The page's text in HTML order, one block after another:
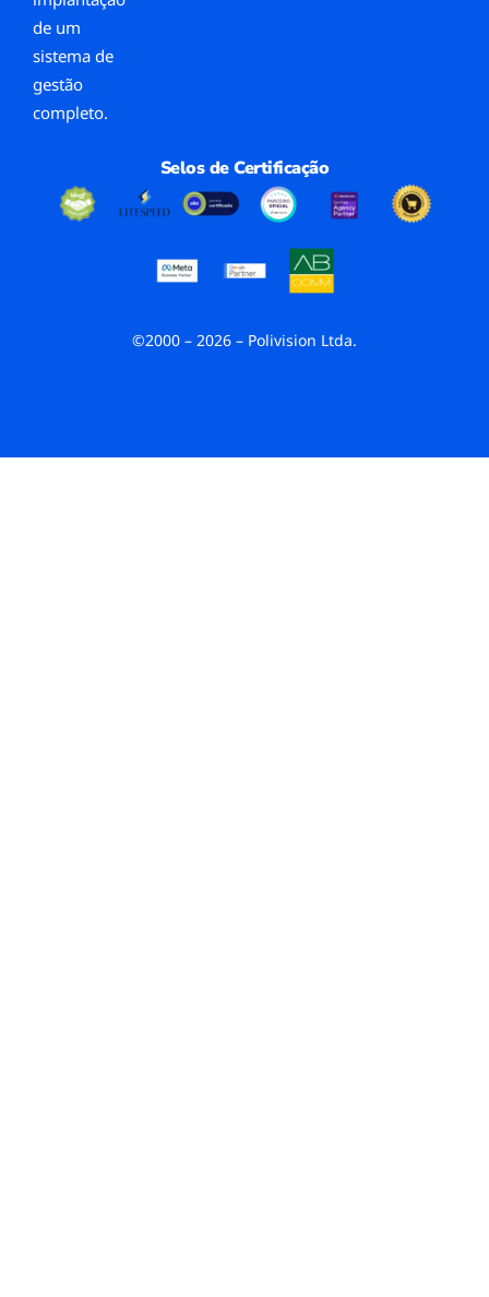
de um
sistema de
gestão
completo.
Selos de Certificação
©2000 – 2026 – Polivision Ltda.